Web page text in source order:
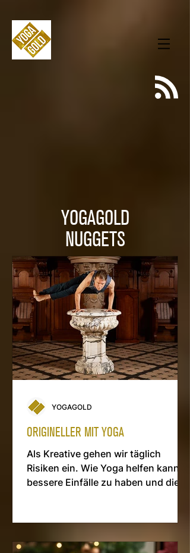
YOGAGOLD
NUGGETS
ORIGINELLER MIT YOGA
Als Kreative gehen wir täglich
Risiken ein. Wie Yoga helfen kann,
bessere Einfälle ­zu haben und diese
YOGAGOLD